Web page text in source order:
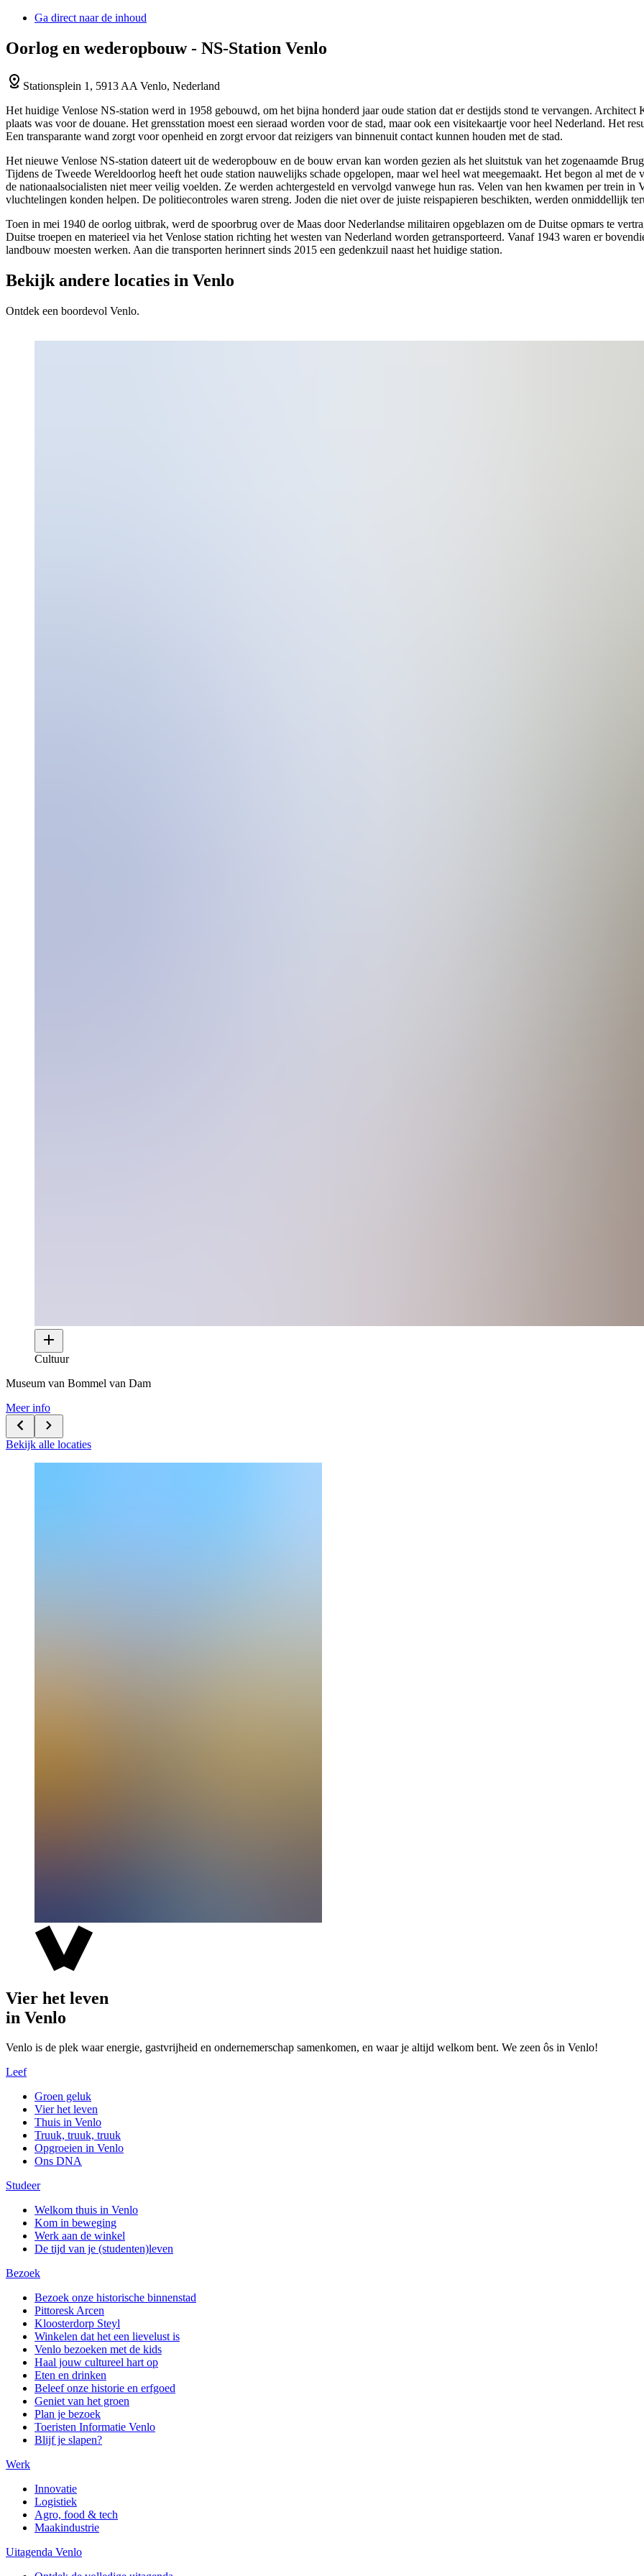
Ga direct naar de inhoud
Oorlog en wederopbouw - NS-Station Venlo
Stationsplein 1, 5913 AA Venlo, Nederland
Het huidige Venlose NS-station werd in 1958 gebouwd, om het bijna honderd jaar oude station dat er destijds stond te vervangen.
plaats was voor de douane. Het grensstation moest een sieraad worden voor de stad, maar ook een visitekaartje voor heel Nederland. Het
Een transparante wand zorgt voor openheid en zorgt ervoor dat reizigers van binnenuit contact kunnen houden met de stad.
Het nieuwe Venlose NS-station dateert uit de wederopbouw en de bouw ervan kan worden gezien als het sluitstuk van het zogenaamde
Tijdens de Tweede Wereldoorlog heeft het oude station nauwelijks schade opgelopen, maar wel heel wat meegemaakt. Het begon al met
de nationaalsocialisten niet meer veilig voelden. Ze werden achtergesteld en vervolgd vanwege hun ras. Velen van hen kwamen per trein
vluchtelingen konden helpen. De politiecontroles waren streng. Joden die niet over de juiste reispapieren beschikten, werden onmiddellijk
Toen in mei 1940 de oorlog uitbrak, werd de spoorbrug over de Maas door Nederlandse militairen opgeblazen om de Duitse opmars te
Duitse troepen en materieel via het Venlose station richting het westen van Nederland worden getransporteerd. Vanaf 1943 waren er
landbouw moesten werken. Aan die transporten herinnert sinds 2015 een gedenkzuil naast het huidige station.
Bekijk andere locaties in Venlo
Ontdek een boordevol Venlo.
Cultuur
Museum van Bommel van Dam
Meer info
Bekijk alle locaties
Vier het leven
in Venlo
Venlo is de plek waar energie, gastvrijheid en ondernemerschap samenkomen, en waar je altijd welkom bent. We zeen ôs in Venlo!
Leef
Groen geluk
Vier het leven
Thuis in Venlo
Truuk, truuk, truuk
Opgroeien in Venlo
Ons DNA
Studeer
Welkom thuis in Venlo
Kom in beweging
Werk aan de winkel
De tijd van je (studenten)leven
Bezoek
Bezoek onze historische binnenstad
Pittoresk Arcen
Kloosterdorp Steyl
Winkelen dat het een lievelust is
Venlo bezoeken met de kids
Haal jouw cultureel hart op
Eten en drinken
Beleef onze historie en erfgoed
Geniet van het groen
Plan je bezoek
Toeristen Informatie Venlo
Blijf je slapen?
Werk
Innovatie
Logistiek
Agro, food & tech
Maakindustrie
Uitagenda Venlo